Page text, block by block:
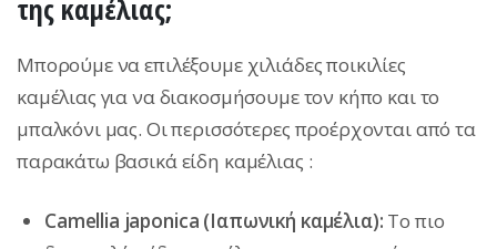
της καμέλιας;
Μπορούμε να επιλέξουμε χιλιάδες ποικιλίες
καμέλιας για να διακοσμήσουμε τον κήπο και το
μπαλκόνι μας. Oι περισσότερες προέρχονται από τα
παρακάτω βασικά είδη καμέλιας :
Camellia japonica (Ιαπωνική καμέλια): Το πιο